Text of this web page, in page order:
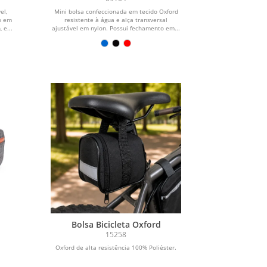
em
e...
Mini bolsa confeccionada em tecido Oxford
resistente à água e alça transversal
ajustável em nylon. Possui fechamento em...
Bolsa Bicicleta Oxford
15258
Oxford de alta resistência 100% Poliéster.